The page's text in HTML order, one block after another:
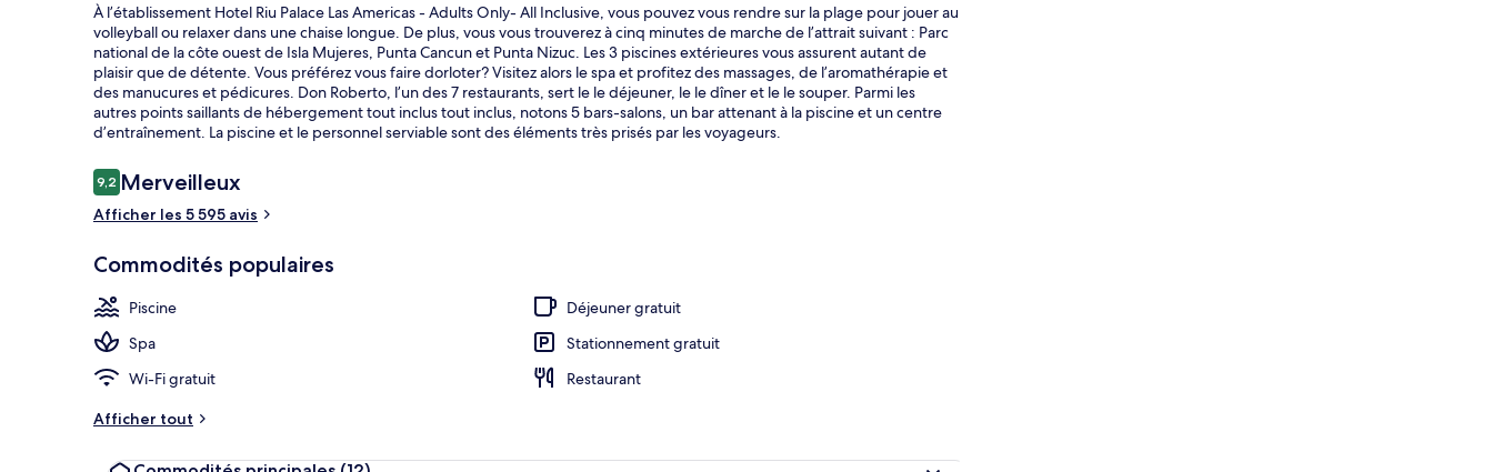
Vue aérienne
À l’établissement Hotel Riu Palace Las Americas - Adults Only- All Inclusive, vous pouvez vous rendre sur la plage pour jouer au
volleyball ou relaxer dans une chaise longue. De plus, vous vous trouverez à cinq minutes de marche de l’attrait suivant : Parc
national de la côte ouest de Isla Mujeres, Punta Cancun et Punta Nizuc. Les 3 piscines extérieures vous assurent autant de
plaisir que de détente. Vous préférez vous faire dorloter? Visitez alors le spa et profitez des massages, de l’aromathérapie et
des manucures et pédicures. Don Roberto, l’un des 7 restaurants, sert le le déjeuner, le le dîner et le le souper. Parmi les
autres points saillants de hébergement tout inclus tout inclus, notons 5 bars-salons, un bar attenant à la piscine et un centre
d’entraînement. La piscine et le personnel serviable sont des éléments très prisés par les voyageurs.
Avis
9,29,2 sur 10 –
Merveilleux
Afficher les 5 595 avis
Commodités populaires
Piscine
Déjeuner gratuit
Spa
Stationnement gratuit
Wi-Fi gratuit
Restaurant
Afficher tout